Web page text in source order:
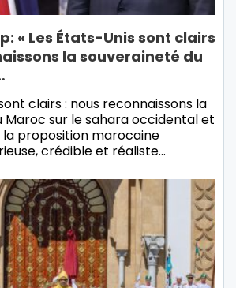
« Les États-Unis sont clairs
la souveraineté du
clairs : nous reconnaissons la
Maroc sur le sahara occidental et
la proposition marocaine
crédible et réaliste…